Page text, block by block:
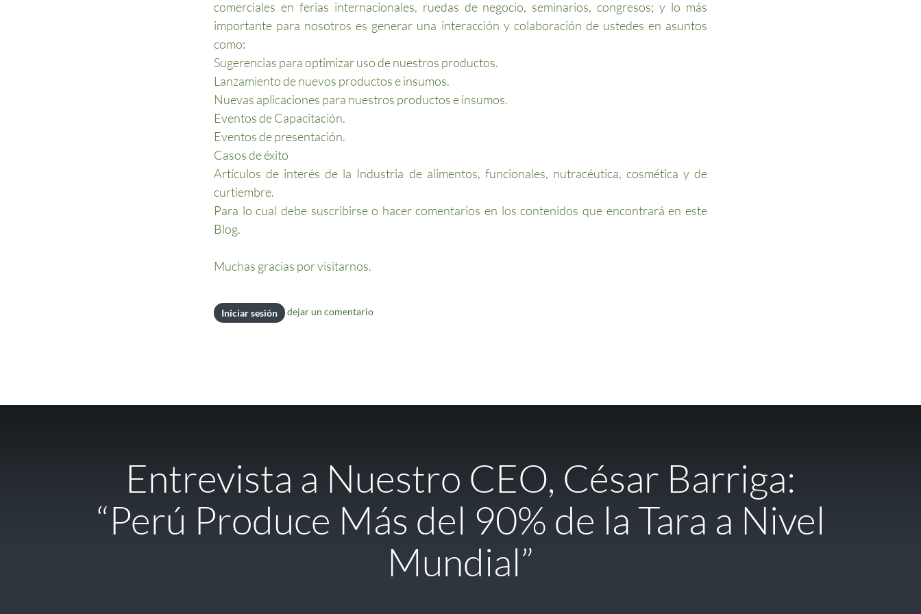
comerciales en ferias internacionales, ruedas de negocio, seminarios, congresos; y lo más
importante para nosotros es generar una interacción y colaboración de ustedes en asuntos
como:
Sugerencias para optimizar uso de nuestros productos.
Lanzamiento de nuevos productos e insumos.
Nuevas aplicaciones para nuestros productos e insumos.
Eventos de Capacitación.
Eventos de presentación.
Casos de éxito
Artículos de interés de la Industria de alimentos, funcionales, nutracéutica, cosmética y de
curtiembre.
Para lo cual debe suscribirse o hacer comentarios en los contenidos que encontrará en este
Blog.
Muchas gracias por visitarnos.
Iniciar sesión dejar un comentario
Entrevista a Nuestro CEO, César Barriga:
“Perú Produce Más del 90% de la Tara a Nivel
Mundial”